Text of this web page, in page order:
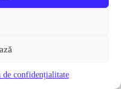
de confidențialitate
L-XL Negru